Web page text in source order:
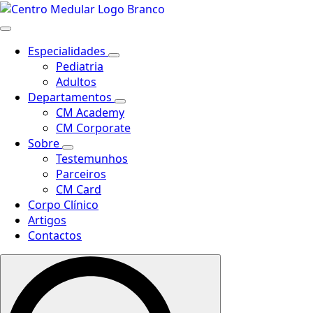
Especialidades
Pediatria
Adultos
Departamentos
CM Academy
CM Corporate
Sobre
Testemunhos
Parceiros
CM Card
Corpo Clínico
Artigos
Contactos